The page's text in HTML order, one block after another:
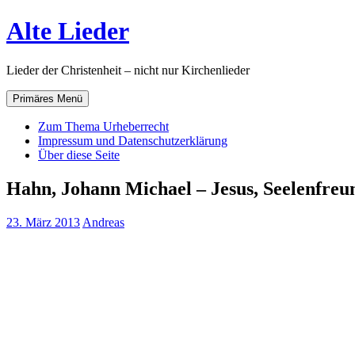
Zum
Inhalt
Alte Lieder
Lieder der Christenheit – nicht nur Kirchenlieder
Primäres Menü
Zum Thema Urheberrecht
Impressum und Datenschutzerklärung
Über diese Seite
Hahn, Johann Michael – Jesus,
23. März 2013 Andreas